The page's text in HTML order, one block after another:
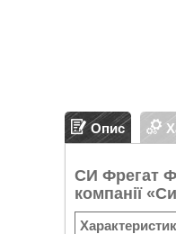
Опис
СИ Фрегат
компанії